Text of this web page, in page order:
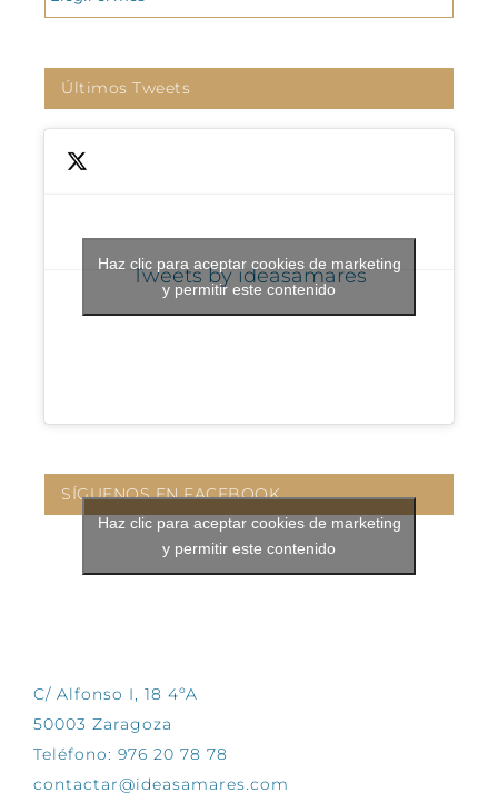
Últimos Tweets
Tweets by ideasamares
Haz clic para aceptar cookies de marketing
y permitir este contenido
SÍGUENOS EN FACEBOOK
Haz clic para aceptar cookies de marketing
y permitir este contenido
C/ Alfonso I, 18 4ºA
50003 Zaragoza
Teléfono: 976 20 78 78
contactar@ideasamares.com